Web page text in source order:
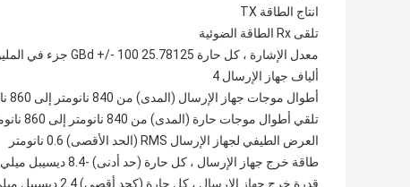
انتاج الطاقة TX
تلقى Rx الطاقة الضوئية
معدل الإشارة ، كل حارة 25.78125 GBd +/- 100 جزء في المليون
ألياف جهاز الإرسال 4
أطوال موجات جهاز الإرسال (المدى) من 840 نانومتر إلى 860 نانومتر
تلقي أطوال موجات حارة (المدى) من 840 نانومتر إلى 860 نانومتر
العرض الطيفي لجهاز الإرسال RMS (الحد الأقصى) 0.6 نانومتر
طاقة خرج جهاز الإرسال ، كل حارة (حد أدنى) -8.4 ديسيبل ميلي واط
قدرة خرج جهاز الإرسال ، كل حارة (كحد أقصى) 2.4 ديسيبل ميلي واط